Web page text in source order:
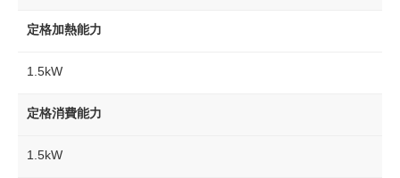
定格加熱能力
1.5kW
定格消費能力
1.5kW